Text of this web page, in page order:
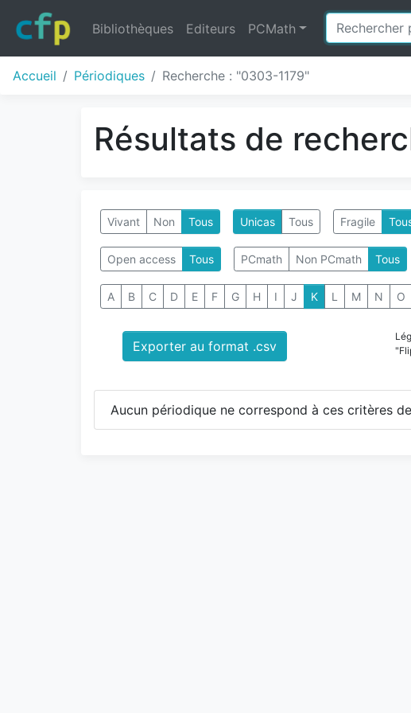
Bibliothèques Editeurs PCMath
Accueil Périodiques Recherche : "0303-1179"
Résultats de
Vivant Non Tous Unicas Tous Fragile
Open access Tous PCmath Non PCmath Tous
A B C D E F G H I J K L M N O
Exporter au format .csv
Aucun périodique ne correspond à ces critères